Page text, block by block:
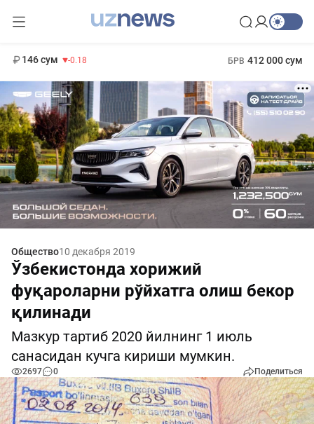
146 сум -0.18 БРВ 412 000 сум
Общество10 декабря 2019
Ўзбекистонда хорижий
фуқароларни рўйхатга олиш бекор
қилинади
Мазкур тартиб 2020 йилнинг 1 июль
санасидан кучга кириши мумкин.
2697 0 Поделиться